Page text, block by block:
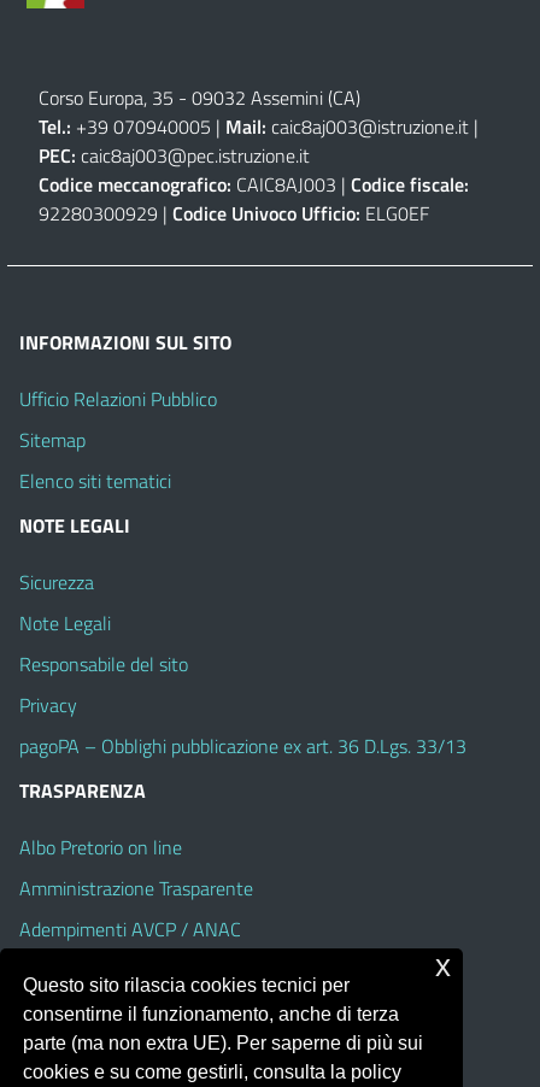
Corso Europa, 35 - 09032 Assemini (CA)
Tel.: +39 070940005 | Mail: caic8aj003@istruzione.it |
PEC: caic8aj003@pec.istruzione.it
Codice meccanografico: CAIC8AJ003 | Codice fiscale:
92280300929 | Codice Univoco Ufficio: ELG0EF
INFORMAZIONI SUL SITO
Ufficio Relazioni Pubblico
Sitemap
Elenco siti tematici
NOTE LEGALI
Sicurezza
Note Legali
Responsabile del sito
Privacy
pagoPA – Obblighi pubblicazione ex art. 36 D.Lgs. 33/13
TRASPARENZA
Albo Pretorio on line
Amministrazione Trasparente
Adempimenti AVCP / ANAC
Accesso Civico
Dichiarazione di accessibilità
Questo sito rilascia cookies tecnici per
consentirne il funzionamento, anche di terza
parte (ma non extra UE). Per saperne di più sui
cookies e su come gestirli, consulta la policy
x